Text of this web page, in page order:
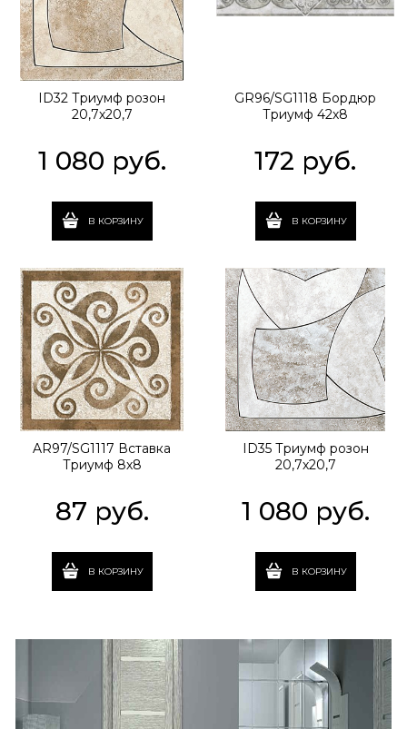
ID32 Триумф розон
20,7х20,7
1 080 руб.
В КОРЗИНУ
GR96/SG1118 Бордюр
Триумф 42х8
172 руб.
В КОРЗИНУ
AR97/SG1117 Вставка
Триумф 8х8
87 руб.
В КОРЗИНУ
ID35 Триумф розон
20,7х20,7
1 080 руб.
В КОРЗИНУ